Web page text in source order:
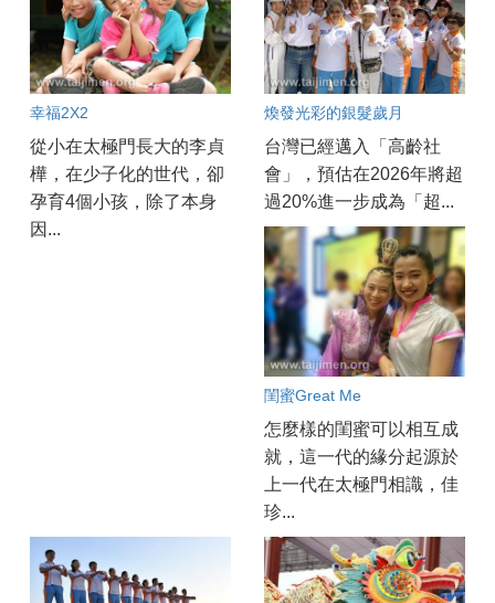
幸福2X2
從小在太極門長大的李貞
樺，在少子化的世代，卻
孕育4個小孩，除了本身
因...
煥發光彩的銀髮歲月
台灣已經邁入「高齡社
會」，預估在2026年將超
過20%進一步成為「超...
閨蜜Great Me
怎麼樣的閨蜜可以相互成
就，這一代的緣分起源於
上一代在太極門相識，佳
珍...